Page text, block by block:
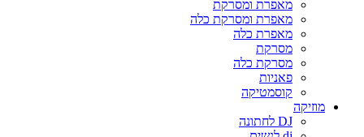
מאפרת ומסרקת
מאפרת ומסרקת כלה
מאפרת כלה
מסרקת
מסרקת כלה
פאניות
קוסמטיקה
מוזיקה
DJ לחתונה